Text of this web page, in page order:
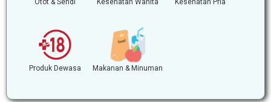
Produk Dewasa Makanan & Minuman